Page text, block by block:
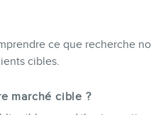
ce que recherche
cibles.
marché cible ?